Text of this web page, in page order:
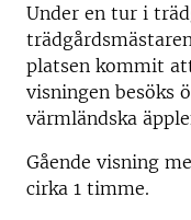
Under en tur i
platsen kommit
visningen besöks
värmländska
Gående visning
cirka 1 timme.